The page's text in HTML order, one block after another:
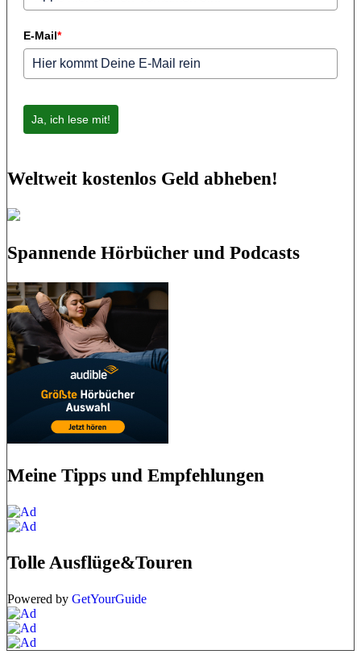
E-Mail*
Ja, ich lese mit!
Weltweit kostenlos Geld abheben!
Spannende Hörbücher und Podcasts
Meine Tipps und Empfehlungen
Tolle Ausflüge&Touren
Powered by GetYourGuide